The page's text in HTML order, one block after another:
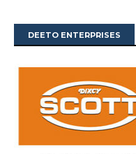
DEETO ENTERPRISES